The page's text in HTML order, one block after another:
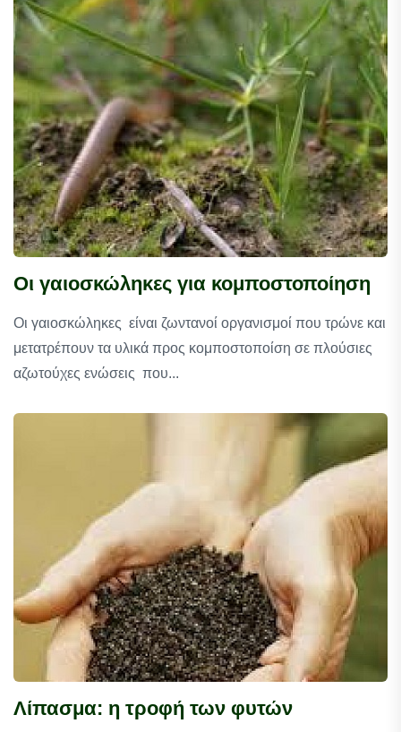
Οι γαιοσκώληκες για κομποστοποίηση
Οι γαιοσκώληκες είναι ζωντανοί οργανισμοί που τρώνε και
μετατρέπουν τα υλικά προς κομποστοποίση σε πλούσιες
αζωτούχες ενώσεις που...
Λίπασμα: η τροφή των φυτών